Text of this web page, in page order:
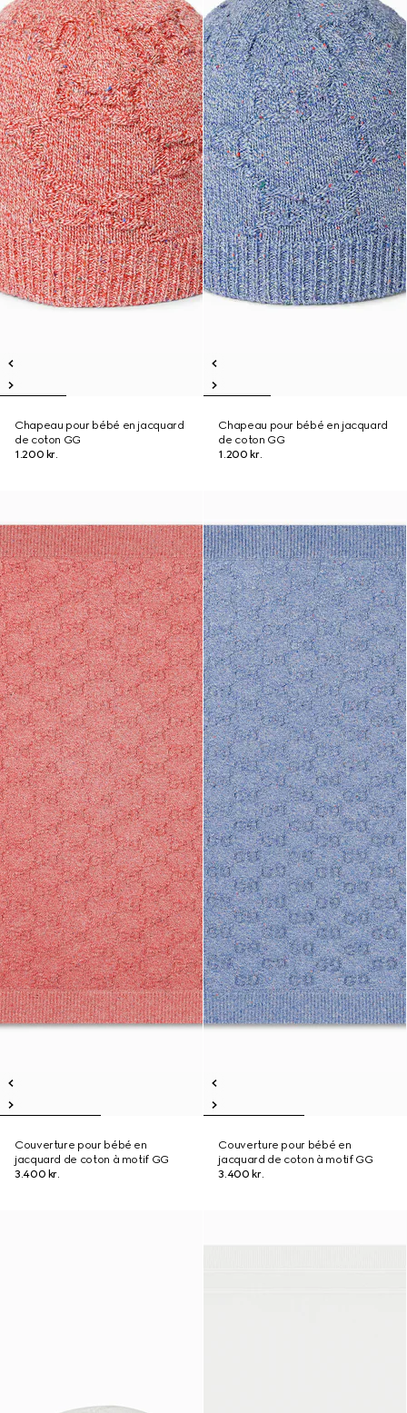
Chapeau pour bébé en jacquard
de coton GG
1.200 kr.
Chapeau pour bébé en jacquard
de coton GG
1.200 kr.
Couverture pour bébé en
jacquard de coton à motif GG
3.400 kr.
Couverture pour bébé en
jacquard de coton à motif GG
3.400 kr.